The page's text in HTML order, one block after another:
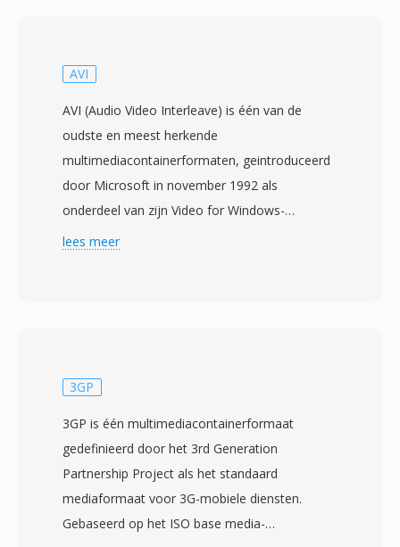
AVI
AVI (Audio Video Interleave) is één van de
oudste en meest herkende
multimediacontainerformaten, geintroduceerd
door Microsoft in november 1992 als
onderdeel van zijn Video for Windows-
technologie. Gebouwd op de Resource
agnostisch, wat betekent dat het video kan
DivX, Xvid en H.264-streams. Deze flexibiliteit
droeg bij aan wijdverspreide adoptie op
2000. Één opvallend kenmerk is de eenvoudige
lees meer
3GP
3GP is één multimediacontainerformaat
gedefinieerd door het 3rd Generation
Partnership Project als het standaard
mediaformaat voor 3G-mobiele diensten.
Gebaseerd op het ISO base media-